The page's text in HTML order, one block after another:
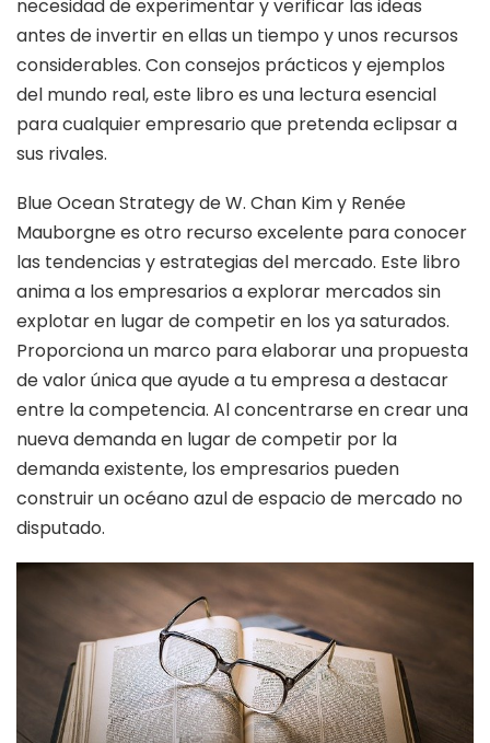
necesidad de experimentar y verificar las ideas
antes de invertir en ellas un tiempo y unos recursos
considerables. Con consejos prácticos y ejemplos
del mundo real, este libro es una lectura esencial
para cualquier empresario que pretenda eclipsar a
sus rivales.
Blue Ocean Strategy de W. Chan Kim y Renée
Mauborgne es otro recurso excelente para conocer
las tendencias y estrategias del mercado. Este libro
anima a los empresarios a explorar mercados sin
explotar en lugar de competir en los ya saturados.
Proporciona un marco para elaborar una propuesta
de valor única que ayude a tu empresa a destacar
entre la competencia. Al concentrarse en crear una
nueva demanda en lugar de competir por la
demanda existente, los empresarios pueden
construir un océano azul de espacio de mercado no
disputado.